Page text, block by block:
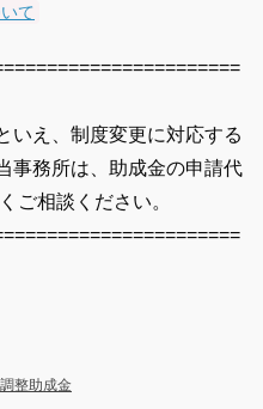
て
いえ、制度変更に対応する
事務所は、助成金の申請代
ご相談ください。
整助成金